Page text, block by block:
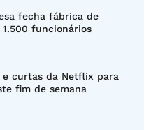
fecha fábrica de
funcionários
e curtas da Netflix para
fim de semana